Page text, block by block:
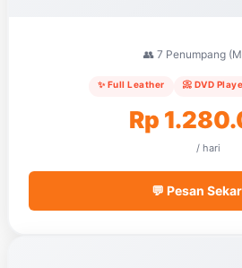
👥 7 Penumpang
✨ Full Leather 📀 DVD
Rp
/ hari
💬 Pesan